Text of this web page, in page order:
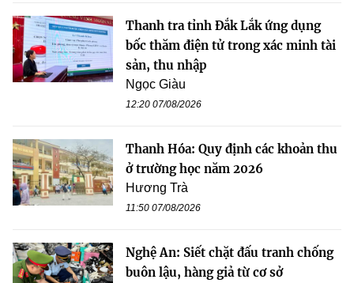
Thanh tra tỉnh Đắk Lắk ứng dụng
bốc thăm điện tử trong xác minh tài
sản, thu nhập
Ngọc Giàu
12:20 07/08/2026
Thanh Hóa: Quy định các khoản thu
ở trường học năm 2026
Hương Trà
11:50 07/08/2026
Nghệ An: Siết chặt đấu tranh chống
buôn lậu, hàng giả từ cơ sở